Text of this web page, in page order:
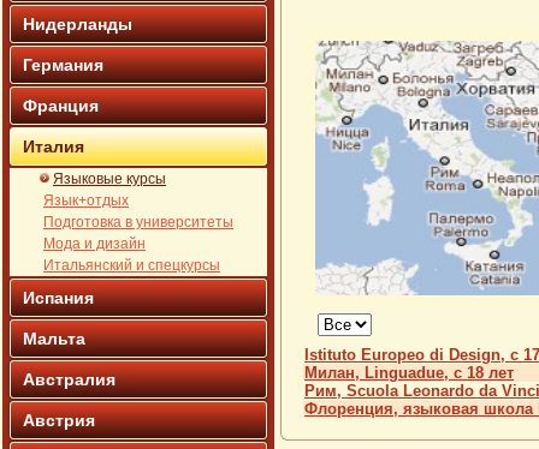
Нидерланды
Германия
Франция
Италия
Языковые курсы
Язык+отдых
Подготовка в университеты
Мода и дизайн
Итальянский и спецкурсы
Испания
Мальта
Австралия
Австрия
Кол-
во
строк:
Istituto Europeo di Design, с
Милан, Linguadue, с 18 лет
Рим, Scuola Leonardo da Vinci
Флоренция, языковая школа